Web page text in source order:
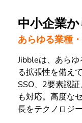
中小企業
あらゆる業種
Jibbleは、あら
る拡張性を備え
SSO、2要素認
も対応。高度な
長をテクノロジ